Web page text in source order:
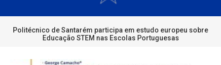
Politécnico de Santarém participa em estudo europeu sobre
Educação STEM nas Escolas Portuguesas